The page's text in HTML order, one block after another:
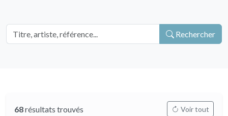
Rechercher
68résultats trouvés Voir tout